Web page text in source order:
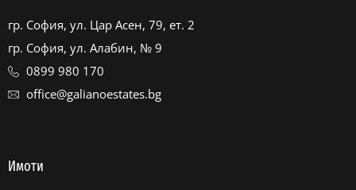
гр. София, ул. Цар Асен, 79, ет. 2
гр. София, ул. Алабин, № 9
0899 980 170
office@galianoestates.bg
Имоти